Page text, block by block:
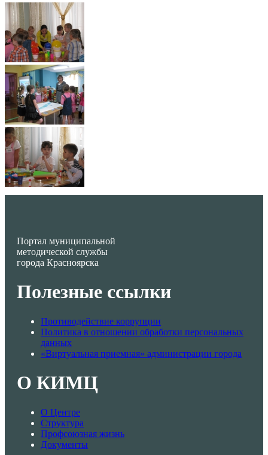
Портал муниципальной
методической службы
города Красноярска
Полезные ссылки
Противодействие коррупции
Политика в отношении обработки персональных
данных
«Виртуальная приемная» администрации города
О КИМЦ
О Центре
Структура
Профсоюзная жизнь
Документы